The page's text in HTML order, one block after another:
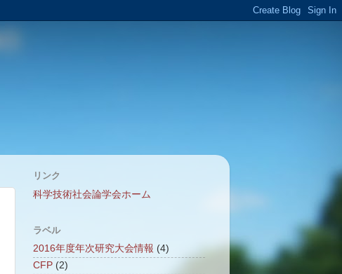
リンク
科学技術社会論学会ホーム
ラベル
2016年度年次研究大会情報 (4)
CFP (2)